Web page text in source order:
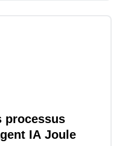
processus
IA Joule